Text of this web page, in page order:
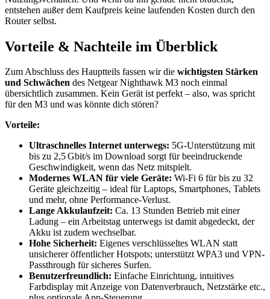
entstehen außer dem Kaufpreis keine laufenden Kosten durch den
Router selbst.
Vorteile & Nachteile im Überblick
Zum Abschluss des Hauptteils fassen wir die wichtigsten Stärken
und Schwächen des Netgear Nighthawk M3 noch einmal
übersichtlich zusammen. Kein Gerät ist perfekt – also, was spricht
für den M3 und was könnte dich stören?
Vorteile:
Ultraschnelles Internet unterwegs: 5G-Unterstützung mit
bis zu 2,5 Gbit/s im Download sorgt für beeindruckende
Geschwindigkeit, wenn das Netz mitspielt.
Modernes WLAN für viele Geräte: Wi-Fi 6 für bis zu 32
Geräte gleichzeitig – ideal für Laptops, Smartphones, Tablets
und mehr, ohne Performance-Verlust.
Lange Akkulaufzeit: Ca. 13 Stunden Betrieb mit einer
Ladung – ein Arbeitstag unterwegs ist damit abgedeckt, der
Akku ist zudem wechselbar.
Hohe Sicherheit: Eigenes verschlüsseltes WLAN statt
unsicherer öffentlicher Hotspots; unterstützt WPA3 und VPN-
Passthrough für sicheres Surfen.
Benutzerfreundlich: Einfache Einrichtung, intuitives
Farbdisplay mit Anzeige von Datenverbrauch, Netzstärke etc.,